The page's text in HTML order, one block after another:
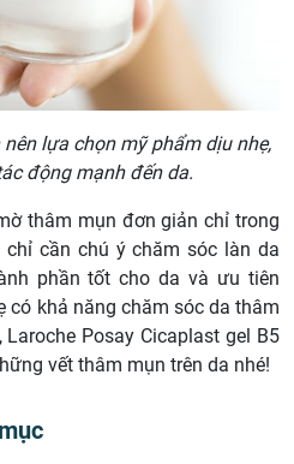
lựa chọn mỹ phẩm dịu nhẹ,
động mạnh đến da.
thâm mụn đơn giản chỉ trong
cần chú ý chăm sóc làn da
phần tốt cho da và ưu tiên
có khả năng chăm sóc da thâm
Posay Cicaplast gel B5
vết thâm mụn trên da nhé!